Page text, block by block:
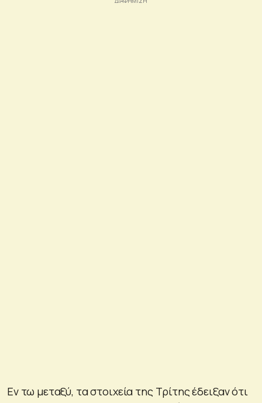
Εν τω μεταξύ, τα στοιχεία της Τρίτης έδειξαν ότι